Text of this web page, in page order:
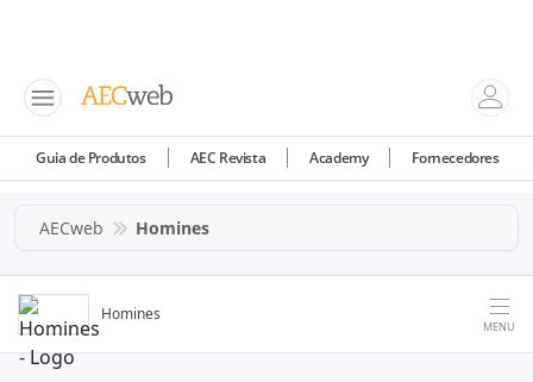
Guia de Produtos AEC Revista Academy Fornecedores
AECweb Homines
Homines
MENU